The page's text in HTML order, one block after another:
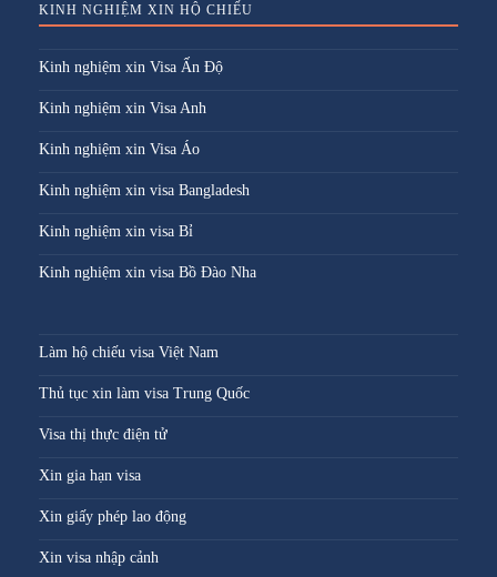
KINH NGHIỆM XIN HỘ CHIẾU
Kinh nghiệm xin Visa Ấn Độ
Kinh nghiệm xin Visa Anh
Kinh nghiệm xin Visa Áo
Kinh nghiệm xin visa Bangladesh
Kinh nghiệm xin visa Bỉ
Kinh nghiệm xin visa Bồ Đào Nha
Làm hộ chiếu visa Việt Nam
Thủ tục xin làm visa Trung Quốc
Visa thị thực điện tử
Xin gia hạn visa
Xin giấy phép lao động
Xin visa nhập cảnh